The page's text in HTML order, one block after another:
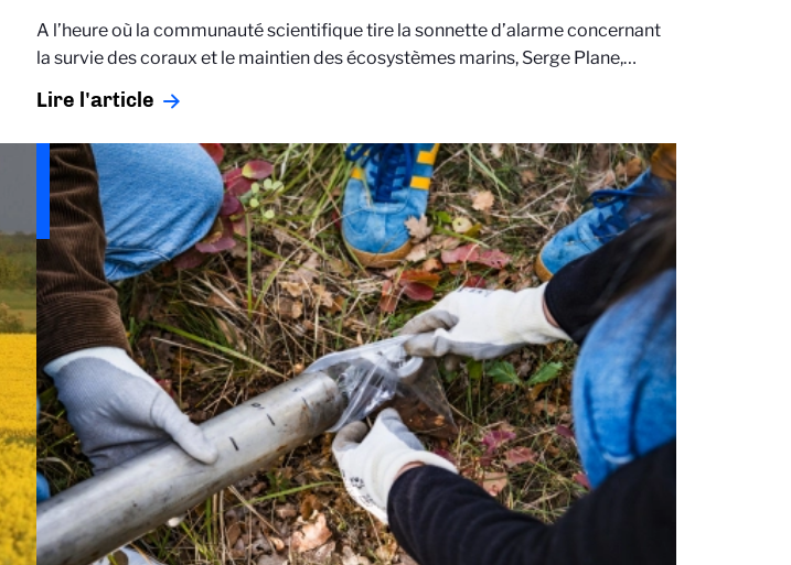
A l’heure où la communauté scientifique tire la sonnette d’alarme concernant
la survie des coraux et le maintien des écosystèmes marins, Serge Plane,…
Lire l'article